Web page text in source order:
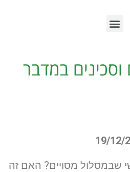
במדבר
שבמסלול מסויים? האם זה